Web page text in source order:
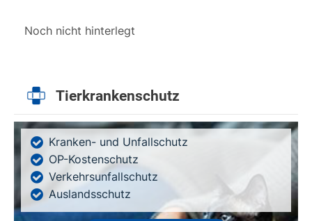
Noch nicht hinterlegt
Tierkrankenschutz
Kranken- und Unfallschutz
OP-Kostenschutz
Verkehrsunfallschutz
Auslandsschutz